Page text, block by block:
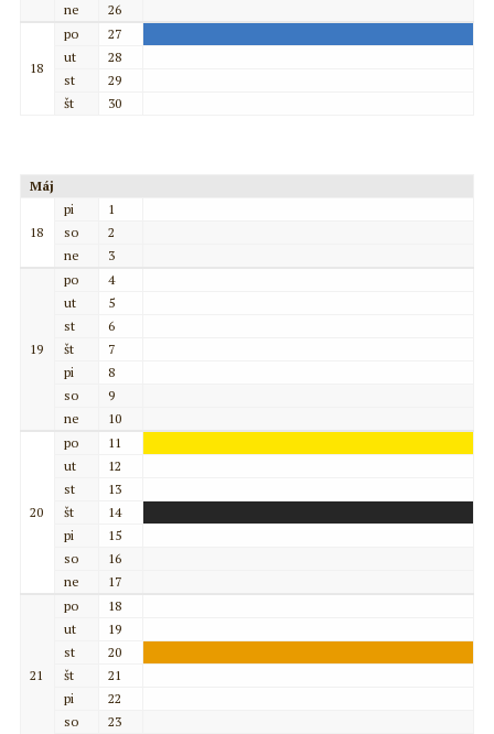
ne
26
18
po
27
ut
28
st
29
št
30
Máj
18
pi
1
so
2
ne
3
19
po
4
ut
5
st
6
št
7
pi
8
so
9
ne
10
20
po
11
ut
12
st
13
št
14
pi
15
so
16
ne
17
21
po
18
ut
19
st
20
št
21
pi
22
so
23